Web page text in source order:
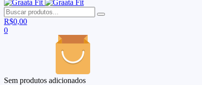
R$0,00
0
Sem produtos adicionados